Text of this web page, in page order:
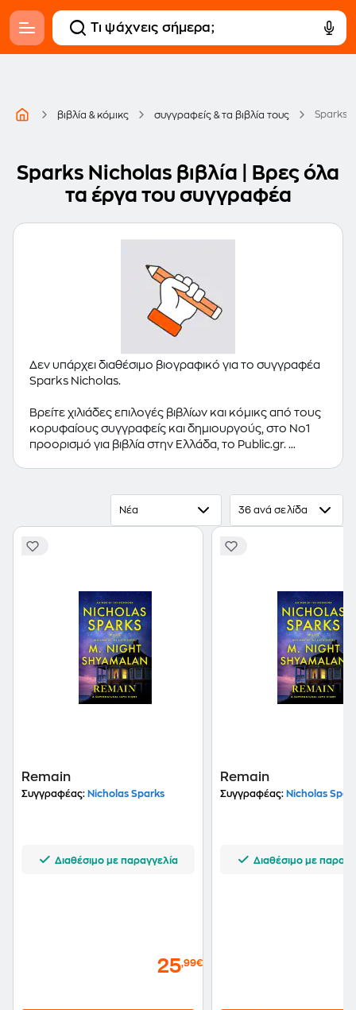
βιβλία & κόμικς συγγραφείς & τα βιβλία τους Sparks
Sparks Nicholas βιβλία | Βρες όλα
τα έργα του συγγραφέα
Δεν υπάρχει διαθέσιμο βιογραφικό για το συγγραφέα
Sparks Nicholas.
Βρείτε χιλιάδες επιλογές βιβλίων και κόμικς από τους
κορυφαίους συγγραφείς και δημιουργούς, στο Νο1
προορισμό για βιβλία στην Ελλάδα, το Public.gr.
Ξενόγλωσσα Βιβλία,Κόμικς
Νέα 36 ανά σελίδα
Remain
Συγγραφέας: Nicholas Sparks
Διαθέσιμο με παραγγελία
25,99€
Remain
Συγγραφέας: Nicholas
Διαθέσιμο με